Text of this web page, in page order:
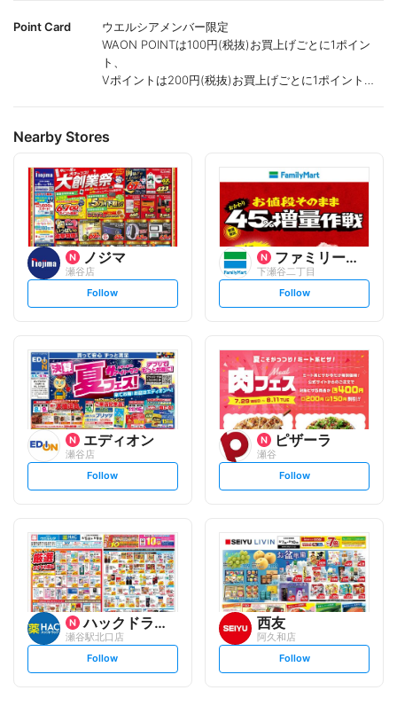
Point Card
ウエルシアメンバー限定
WAON POINTは100円(税抜)お買上げごとに1ポイン
ト、
Vポイントは200円(税抜)お買上げごとに1ポイント進
Nearby Stores
ノジマ
瀬谷店
s
t
l
o
w
Follow
ファミリーマート
下瀬谷二丁目
s
t
l
o
w
Follow
エディオン
瀬谷店
s
t
l
o
w
Follow
ピザーラ
瀬谷
s
t
l
o
w
Follow
ハックドラッグ
瀬谷駅北口店
s
t
Follow
西友
阿久和店
s
t
Follow